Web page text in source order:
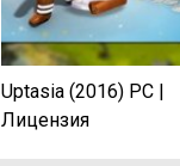
Uptasia (2016) PC |
Лицензия